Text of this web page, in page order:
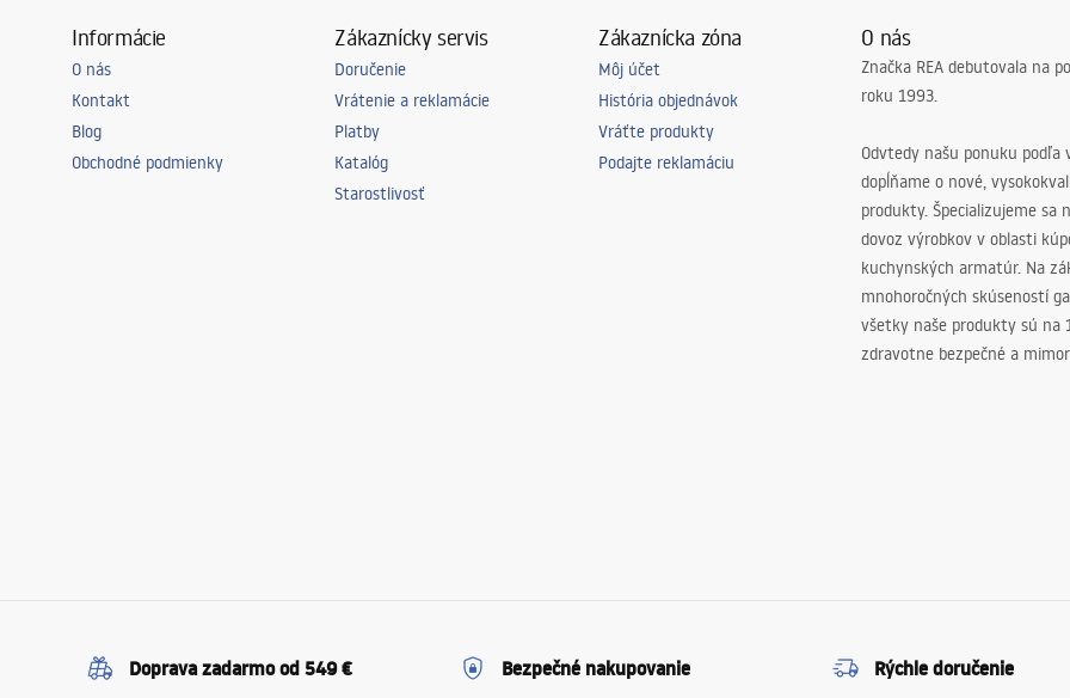
Informácie
O nás
Kontakt
Blog
Obchodné podmienky
Zákaznícky servis
Doručenie
Vrátenie a reklamácie
Platby
Katalóg
Starostlivosť
Zákaznícka zóna
Môj účet
História objednávok
Vráťte produkty
Podajte reklamáciu
O nás
Značka REA debutovala na
roku 1993.
Odvtedy našu ponuku podľa
dopĺňame o nové,
produkty. Špecializujeme sa
dovoz výrobkov v oblasti
kuchynských armatúr. Na
mnohoročných skúseností
všetky naše produkty sú na
zdravotne bezpečné a
Doprava zadarmo od 549 € Bezpečné nakupovanie Rýchle doručenie